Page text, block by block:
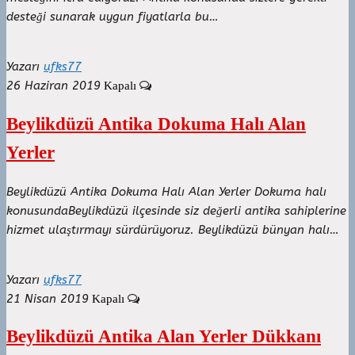
desteği sunarak uygun fiyatlarla bu…
Yazarı ufks77
26 Haziran 2019 Kapalı
Beylikdüzü Antika Dokuma Halı Alan
Yerler
Beylikdüzü Antika Dokuma Halı Alan Yerler Dokuma halı
konusundaBeylikdüzü ilçesinde siz değerli antika sahiplerine
hizmet ulaştırmayı sürdürüyoruz. Beylikdüzü bünyan halı…
Yazarı ufks77
21 Nisan 2019 Kapalı
Beylikdüzü Antika Alan Yerler Dükkanı